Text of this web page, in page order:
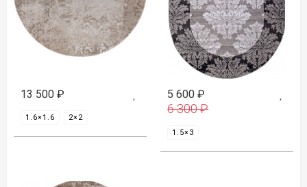
13 500 ₽
1.6×1.6 2×2
5 600 ₽
6 300₽
1.5×3